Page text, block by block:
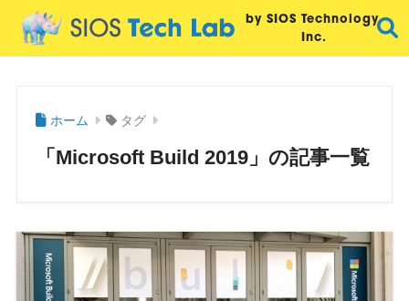
by SIOS Technology,
Inc.
ホーム タグ
「Microsoft Build 2019」の記事一覧